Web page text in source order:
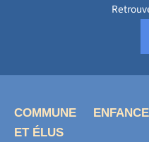
COMMUNE
ET ÉLUS
ENFANCE